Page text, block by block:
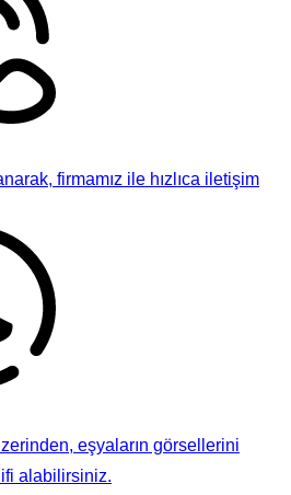
firmamız ile hızlıca iletişim
eşyaların görsellerini
alabilirsiniz.